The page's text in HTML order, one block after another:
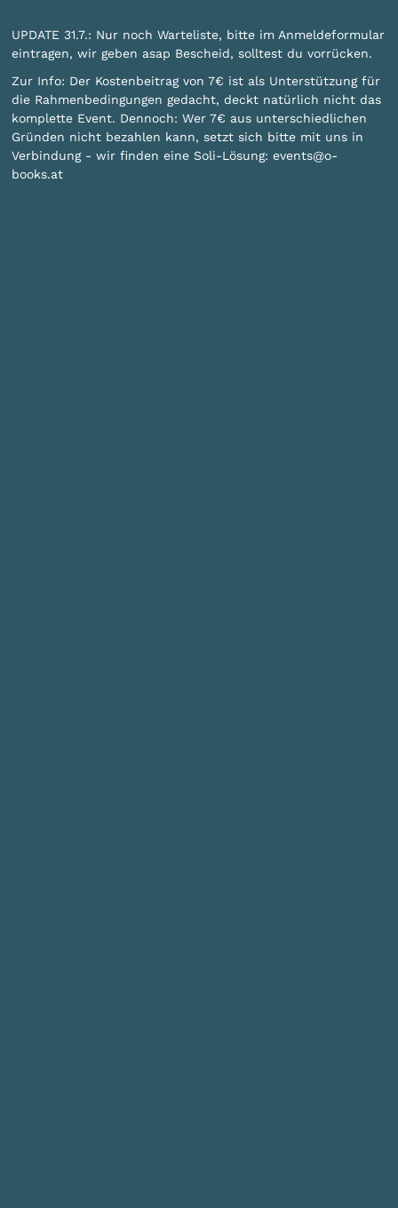
UPDATE 31.7.: Nur noch Warteliste, bitte im Anmeldeformular
eintragen, wir geben asap Bescheid, solltest du vorrücken.
Zur Info: Der Kostenbeitrag von 7€ ist als Unterstützung für
die Rahmenbedingungen gedacht, deckt natürlich nicht das
komplette Event. Dennoch: Wer 7€ aus unterschiedlichen
Gründen nicht bezahlen kann, setzt sich bitte mit uns in
Verbindung - wir finden eine Soli-Lösung: events@o-
books.at